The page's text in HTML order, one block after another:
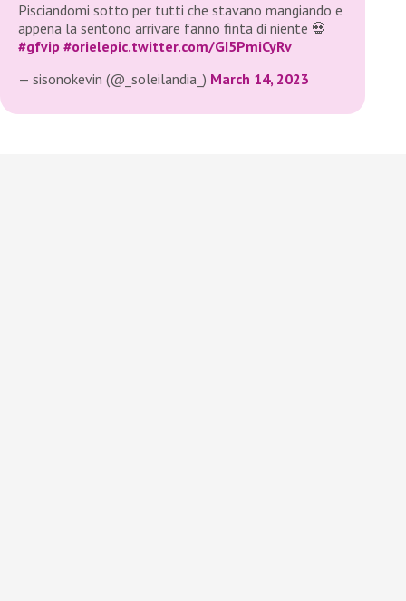
Pisciandomi sotto per tutti che stavano mangiando e
appena la sentono arrivare fanno finta di niente 💀
#gfvip #orielepic.twitter.com/GI5PmiCyRv
— sisonokevin (@_soleilandia_) March 14, 2023